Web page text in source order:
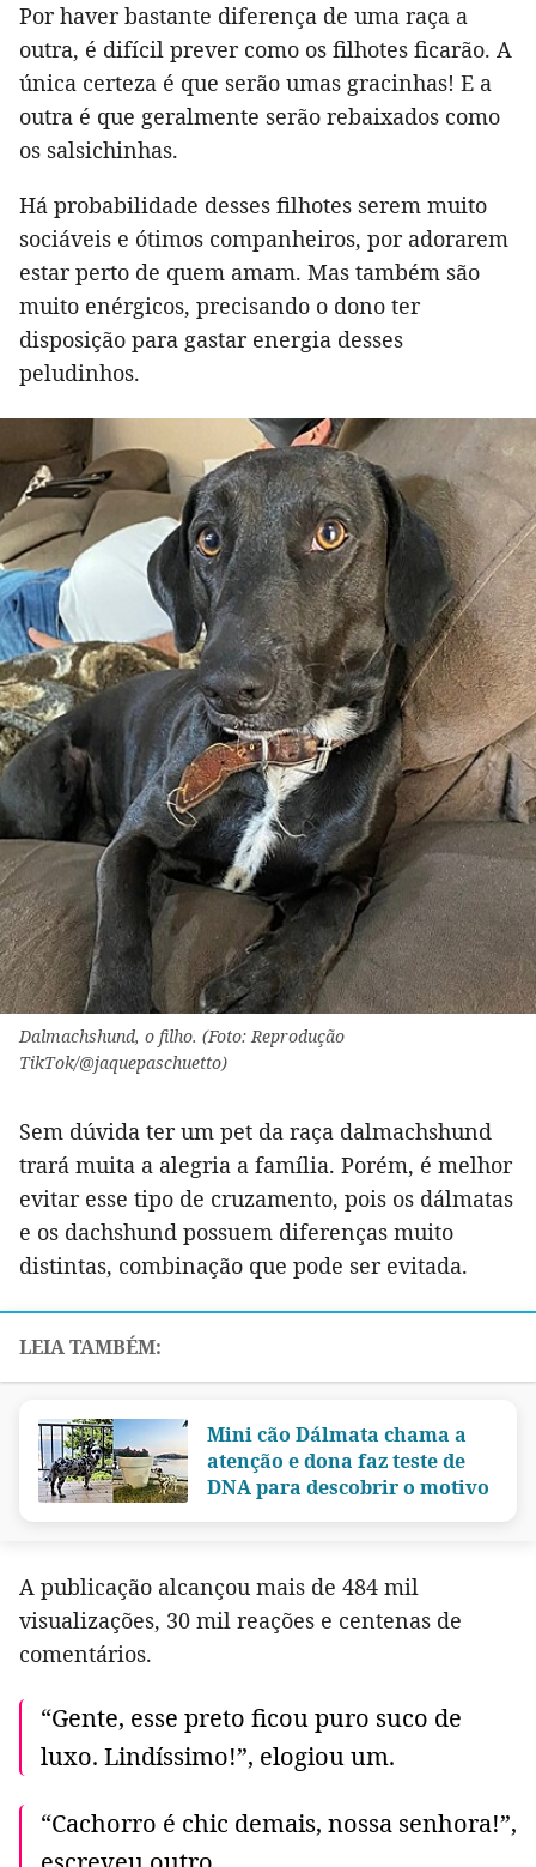
Por haver bastante diferença de uma raça a
outra, é difícil prever como os filhotes ficarão. A
única certeza é que serão umas gracinhas! E a
outra é que geralmente serão rebaixados como
os salsichinhas.
Há probabilidade desses filhotes serem muito
sociáveis e ótimos companheiros, por adorarem
estar perto de quem amam. Mas também são
muito enérgicos, precisando o dono ter
disposição para gastar energia desses
peludinhos.
Dalmachshund, o filho. (Foto: Reprodução
TikTok/@jaquepaschuetto)
Sem dúvida ter um pet da raça dalmachshund
trará muita a alegria a família. Porém, é melhor
evitar esse tipo de cruzamento, pois os dálmatas
e os dachshund possuem diferenças muito
distintas, combinação que pode ser evitada.
Mini cão Dálmata chama a
atenção e dona faz teste de
DNA para descobrir o motivo
A publicação alcançou mais de 484 mil
visualizações, 30 mil reações e centenas de
comentários.
“Gente, esse preto ficou puro suco de
luxo. Lindíssimo!”, elogiou um.
“Cachorro é chic demais, nossa senhora!”,